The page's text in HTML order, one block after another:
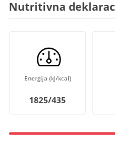
Nutritivna
Energija (kJ/kcal)
1825/435